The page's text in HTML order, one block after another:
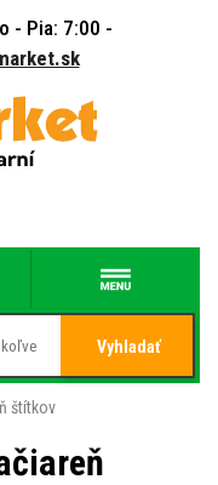
- Pia: 7:00 -
Vyhladať
štítkov